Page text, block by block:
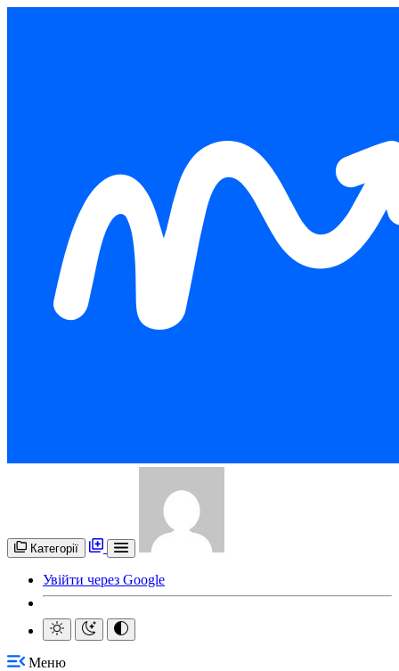
Категорії
Увійти через Google
Меню